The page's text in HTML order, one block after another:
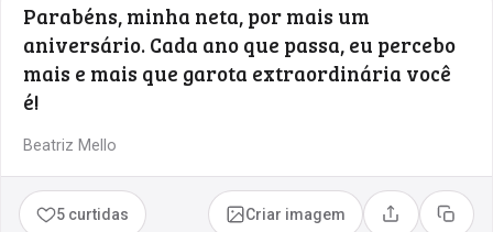
Parabéns, minha neta, por mais um
aniversário. Cada ano que passa, eu percebo
mais e mais que garota extraordinária você
é!
Beatriz Mello
5 curtidas Criar imagem Compartilhar
Copiar